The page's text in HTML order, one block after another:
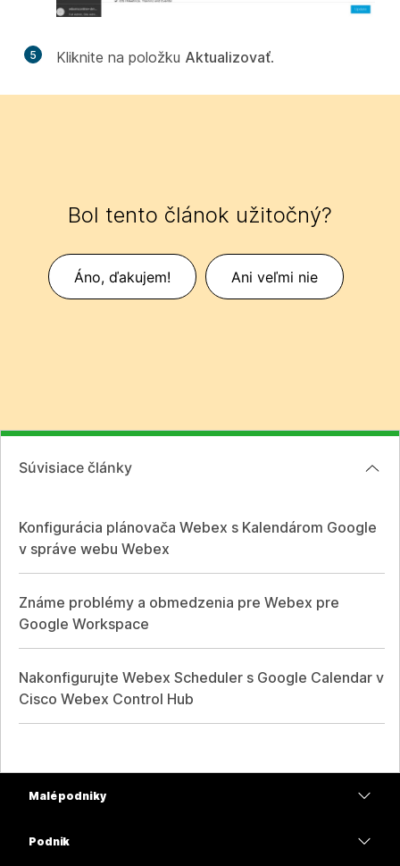
5 Kliknite na položku Aktualizovať.
Bol tento článok užitočný?
Áno, ďakujem! Ani veľmi nie
Súvisiace články
Konfigurácia plánovača Webex s Kalendárom Google
v správe webu Webex
Známe problémy a obmedzenia pre Webex pre
Google Workspace
Nakonfigurujte Webex Scheduler s Google Calendar v
Cisco Webex Control Hub
Malé podniky
Podnik